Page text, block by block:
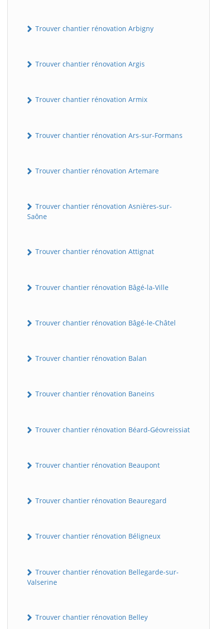
Trouver chantier rénovation Arbigny
Trouver chantier rénovation Argis
Trouver chantier rénovation Armix
Trouver chantier rénovation Ars-sur-Formans
Trouver chantier rénovation Artemare
Trouver chantier rénovation Asnières-sur-
Saône
Trouver chantier rénovation Attignat
Trouver chantier rénovation Bâgé-la-Ville
Trouver chantier rénovation Bâgé-le-Châtel
Trouver chantier rénovation Balan
Trouver chantier rénovation Baneins
Trouver chantier rénovation Béard-Géovreissiat
Trouver chantier rénovation Beaupont
Trouver chantier rénovation Beauregard
Trouver chantier rénovation Béligneux
Trouver chantier rénovation Bellegarde-sur-
Valserine
Trouver chantier rénovation Belley